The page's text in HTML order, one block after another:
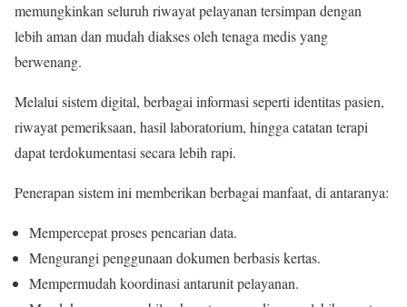
memungkinkan seluruh riwayat pelayanan tersimpan dengan
lebih aman dan mudah diakses oleh tenaga medis yang
berwenang.
Melalui sistem digital, berbagai informasi seperti identitas pasien,
riwayat pemeriksaan, hasil laboratorium, hingga catatan terapi
dapat terdokumentasi secara lebih rapi.
Penerapan sistem ini memberikan berbagai manfaat, di antaranya:
Mempercepat proses pencarian data.
Mengurangi penggunaan dokumen berbasis kertas.
Mempermudah koordinasi antarunit pelayanan.